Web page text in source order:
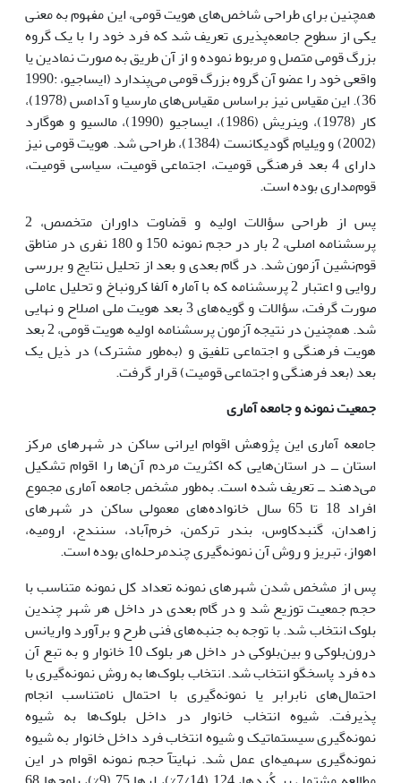
همچنین برای طراحی شاخص‌های هویت قومی، این مفهوم به معنی
یکی از سطوح جامعه‌پذیری تعریف شد که فرد خود را با یک گروه
بزرگ قومی متصل و مربوط نموده و از آن طریق به صورت نمادین یا
واقعی خود را عضو آن گروه بزرگ قومی می‌پندارد (ایساجیو، :1990
36). این مقیاس نیز براساس مقیاس‌های مارسیا و آدامس (1978)،
کار (1978)، وینریش (1986)، ایساجیو (1990)، مالسیو و هوگارد
(2002) و ویلیام گودیکانست (1384)، طراحی شد. هویت قومی نیز
دارای 4 بعد فرهنگی قومیت، اجتماعی قومیت، سیاسی قومیت،
قوم‌مداری بوده است.
پس از طراحی سؤالات اولیه و قضاوت داوران متخصص، 2
پرسشنامه اصلی، 2 بار در حجم نمونه 150 و 180 نفری در مناطق
قوم‌نشین آزمون شد. در گام بعدی و بعد از تحلیل نتایج و بررسی
روایی و اعتبار 2 پرسشنامه که با آماره آلفا کرونباخ و تحلیل عاملی
صورت گرفت، سؤالات و گویه‌های 3 بعد هویت ملی اصلاح و نهایی
شد. همچنین در نتیجه آزمون پرسشنامه اولیه هویت قومی، 2 بعد
هویت فرهنگی و اجتماعی تلفیق و (به‌طور مشترک) در ذیل یک
بعد (بعد فرهنگی و اجتماعی قومیت) قرار گرفت.
جمعیت نمونه و جامعه آماری
جامعه آماری این پژوهش اقوام ایرانی ساکن در شهرهای مرکز
استان ــ در استان‌هایی که اکثریت مردم آن‌ها را اقوام تشکیل
می‌دهند ــ تعریف شده است. به‌طور مشخص جامعه آماری مجموع
افراد 18 تا 65 سال خانواده‌های معمولی ساکن در شهرهای
زاهدان، گنبدکاوس، بندر ترکمن، خرم‌آباد، سنندج، ارومیه،
اهواز، تبریز و روش آن نمونه‌گیری چندمرحله‌ای بوده است.
پس از مشخص شدن شهرهای نمونه تعداد کل نمونه متناسب با
حجم جمعیت توزیع شد و در گام بعدی در داخل هر شهر چندین
بلوک انتخاب شد. با توجه به جنبه‌های فنی طرح و برآورد واریانس
درون‌بلوکی و بین‌بلوکی در داخل هر بلوک 10 خانوار و به تبع آن
ده فرد پاسخگو انتخاب شد. انتخاب بلوک‌ها به روش نمونه‌گیری با
احتمال‌های نابرابر یا نمونه‌گیری با احتمال نامتناسب انجام
پذیرفت. شیوه انتخاب خانوار در داخل بلوک‌ها به شیوه
نمونه‌گیری سیستماتیک و شیوه انتخاب فرد داخل خانوار به شیوه
نمونه‌گیری سهمیه‌ای عمل شد. نهایتآ حجم نمونه اقوام در این